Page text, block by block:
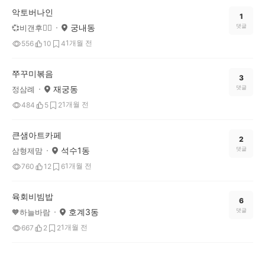
악토버나인
💞비갠후❤️‍🔥 궁내동
556 10 41개월 전
1
댓글
쭈꾸미볶음
정삼례 재궁동
484 5 21개월 전
3
댓글
큰샘아트카페
삼형제맘 석수1동
760 12 61개월 전
2
댓글
육회비빔밥
🧡하늘바람 호계3동
667 2 21개월 전
6
댓글